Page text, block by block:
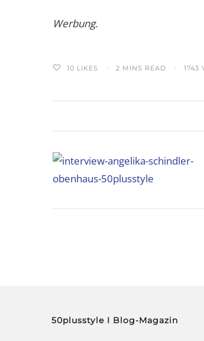
Werbung.
10 LIKES 2 MINS READ 1743
50plusstyle I Blog-Magazin